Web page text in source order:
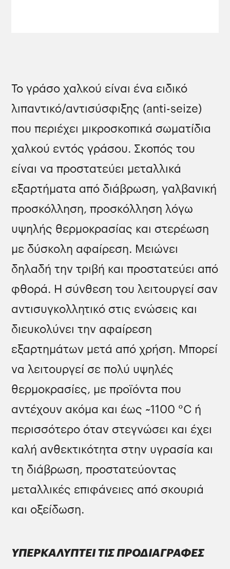
Το γράσο χαλκού είναι ένα ειδικό
λιπαντικό/αντισύσφιξης (anti-seize)
που περιέχει μικροσκοπικά σωματίδια
χαλκού εντός γράσου. Σκοπός του
είναι να προστατεύει μεταλλικά
εξαρτήματα από διάβρωση, γαλβανική
προσκόλληση, προσκόλληση λόγω
υψηλής θερμοκρασίας και στερέωση
με δύσκολη αφαίρεση. Μειώνει
δηλαδή την τριβή και προστατεύει από
φθορά. Η σύνθεση του λειτουργεί σαν
αντισυγκολλητικό στις ενώσεις και
διευκολύνει την αφαίρεση
εξαρτημάτων μετά από χρήση. Μπορεί
να λειτουργεί σε πολύ υψηλές
θερμοκρασίες, με προϊόντα που
αντέχουν ακόμα και έως ~1100 °C ή
περισσότερο όταν στεγνώσει και έχει
καλή ανθεκτικότητα στην υγρασία και
τη διάβρωση, προστατεύοντας
μεταλλικές επιφάνειες από σκουριά
και οξείδωση.
ΥΠΕΡΚΑΛΥΠΤΕΙ ΤΙΣ ΠΡΟΔΙΑΓΡΑΦΕΣ